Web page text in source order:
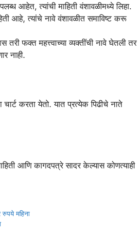
आहेत, त्यांची माहिती वंशावळीमध्ये लिहा.
आहे, त्यांचे नावे वंशावळीत समाविष्ट करू
फक्त महत्त्वाच्या व्यक्तींची नावे घेतली तर
नाही.
चार्ट करता येतो. यात प्रत्येक पिढीचे नाते
आणि कागदपत्रे सादर केल्यास कोणत्याही
रुपये महिना